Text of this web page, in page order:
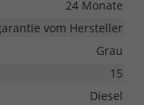
24 Monate
vom Hersteller
Grau
15
Diesel